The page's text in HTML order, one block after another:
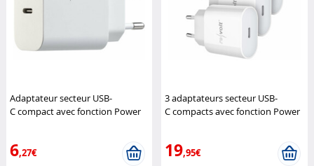
Adaptateur secteur USB-
C compact avec fonction Power
6,27€
3 adaptateurs secteur USB-
C compacts avec fonction Power
19,95€